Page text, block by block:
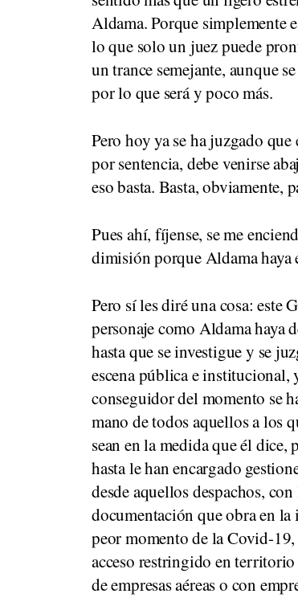
Aldama. Porque simplemente
lo que solo un juez puede
un trance semejante, aunque
por lo que será y poco más.
Pero hoy ya se ha juzgado
por sentencia, debe venirse
eso basta. Basta,
Pues ahí, fíjense, se me
dimisión porque Aldama haya
Pero sí les diré una cosa: este
personaje como Aldama haya
hasta que se investigue y se
escena pública e institucional,
conseguidor del momento se
mano de todos aquellos a los
sean en la medida que él
hasta le han encargado
desde aquellos despachos,
documentación que obra en
peor momento de la Covid-
acceso restringido en
de empresas aéreas o con